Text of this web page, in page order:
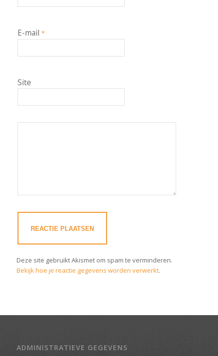
E-mail *
Site
Deze site gebruikt Akismet om spam te verminderen.
Bekijk hoe je reactie gegevens worden verwerkt.
ADMINISTRATIEVE GEGEVENS